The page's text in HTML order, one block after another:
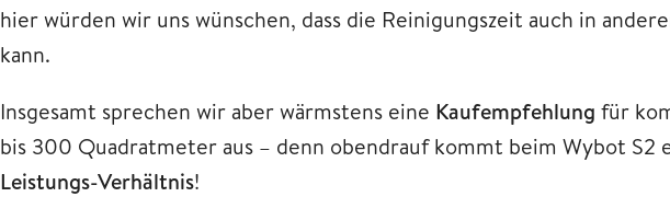
hier würden wir uns wünschen, dass die Reinigungszeit auch in
kann.
Insgesamt sprechen wir aber wärmstens eine Kaufempfehlung für
bis 300 Quadratmeter aus – denn obendrauf kommt beim Wybot S2
Leistungs-Verhältnis!